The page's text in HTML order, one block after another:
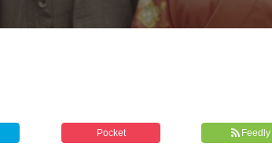
Pocket Feedly